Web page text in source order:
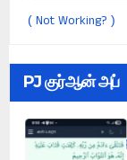
( Not Working? )
PJ குர்ஆன் அப்